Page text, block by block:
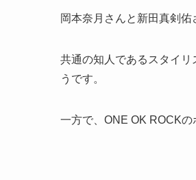
岡本奈月さんと新田真剣佑
共通の知人であるスタイ
うです。
一方で、ONE OK ROCKの